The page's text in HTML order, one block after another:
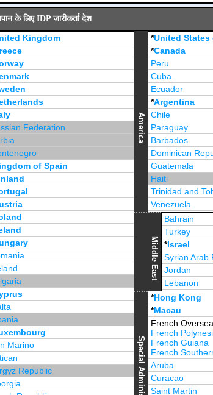
के लिए IDP जारीकर्ता देश
Kingdom
Federation
of Spain
Marino
Republic
America
*United States
*Canada
Peru
Cuba
Ecuador
*Argentina
Chile
Paraguay
Barbados
Dominican
Guatemala
Haiti
Trinidad and
Venezuela
Jamaica
Middle East
Bahrain
Turkey
*Israel
Syrian Arab
Jordan
Lebanon
*United
*Hong Kong
*Macau
French
French
French Guiana
French
Aruba
Curacao
Saint Martin